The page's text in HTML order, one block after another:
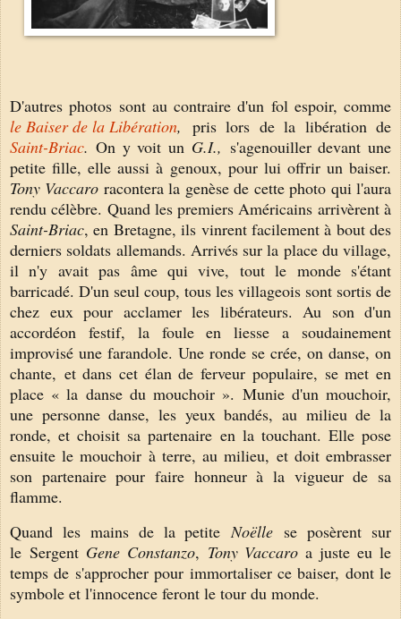
D'autres photos sont au contraire d'un fol espoir, comme
le Baiser de la Libération, pris lors de la libération de
Saint-Briac. On y voit un G.I., s'agenouiller devant une
petite fille, elle aussi à genoux, pour lui offrir un baiser.
Tony Vaccaro racontera la genèse de cette photo qui l'aura
rendu célèbre. Quand les premiers Américains arrivèrent à
Saint-Briac, en Bretagne, ils vinrent facilement à bout des
derniers soldats allemands. Arrivés sur la place du village,
il n'y avait pas âme qui vive, tout le monde s'étant
barricadé. D'un seul coup, tous les villageois sont sortis de
chez eux pour acclamer les libérateurs. Au son d'un
accordéon festif, la foule en liesse a soudainement
improvisé une farandole. Une ronde se crée, on danse, on
chante, et dans cet élan de ferveur populaire, se met en
place « la danse du mouchoir ». Munie d'un mouchoir,
une personne danse, les yeux bandés, au milieu de la
ronde, et choisit sa partenaire en la touchant. Elle pose
ensuite le mouchoir à terre, au milieu, et doit embrasser
son partenaire pour faire honneur à la vigueur de sa
flamme.
Quand les mains de la petiteNoëlle se posèrent sur
le Sergent Gene Constanzo, Tony Vaccaro a juste eu le
temps de s'approcher pour immortaliser ce baiser, dont le
symbole et l'innocence feront le tour du monde.